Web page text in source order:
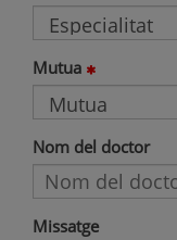
Mutua
Nom del doctor
Missatge